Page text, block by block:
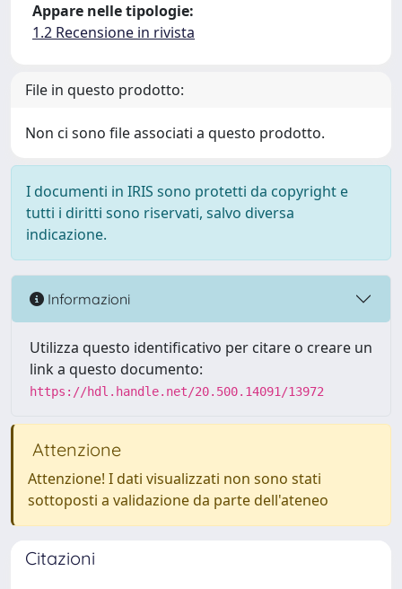
Appare nelle tipologie:
1.2 Recensione in rivista
File in questo prodotto:
Non ci sono file associati a questo prodotto.
I documenti in IRIS sono protetti da copyright e
tutti i diritti sono riservati, salvo diversa
indicazione.
Informazioni
Utilizza questo identificativo per citare o creare un
link a questo documento:
https://hdl.handle.net/20.500.14091/13972
Attenzione
Attenzione! I dati visualizzati non sono stati
sottoposti a validazione da parte dell'ateneo
Citazioni